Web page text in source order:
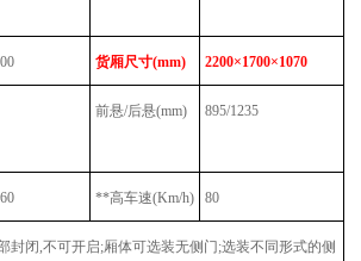
货厢尺寸(mm) 2200×1700×1070
前悬/后悬(mm) 895/1235
**高车速(Km/h) 80
封闭,不可开启;厢体可选装无侧门;选装不同形式的侧